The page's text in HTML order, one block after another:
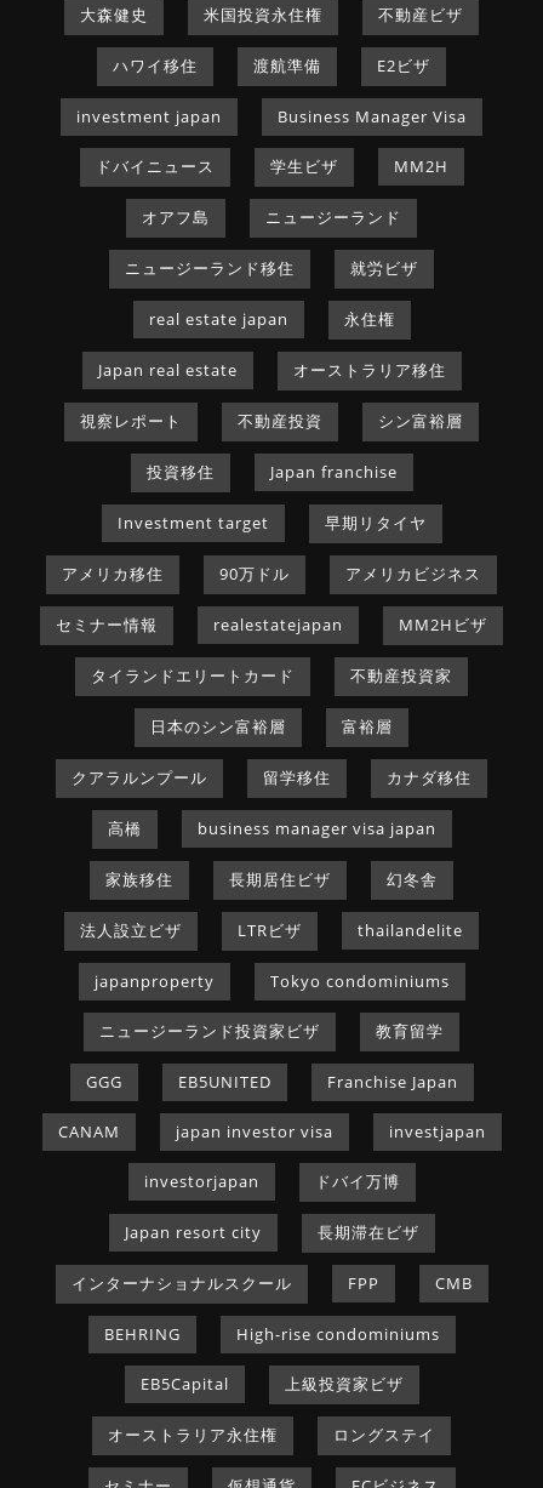
大森健史 米国投資永住権 不動産ビザ
ハワイ移住 渡航準備 E2ビザ
investment japan Business Manager Visa
ドバイニュース 学生ビザ MM2H
オアフ島 ニュージーランド
ニュージーランド移住 就労ビザ
real estate japan 永住権
Japan real estate オーストラリア移住
視察レポート 不動産投資 シン富裕層
投資移住 Japan franchise
Investment target 早期リタイヤ
アメリカ移住 90万ドル アメリカビジネス
セミナー情報 realestatejapan MM2Hビザ
タイランドエリートカード 不動産投資家
日本のシン富裕層 富裕層
クアラルンプール 留学移住 カナダ移住
高橋 business manager visa japan
家族移住 長期居住ビザ 幻冬舎
法人設立ビザ LTRビザ thailandelite
japanproperty Tokyo condominiums
ニュージーランド投資家ビザ 教育留学
GGG EB5UNITED Franchise Japan
CANAM japan investor visa investjapan
investorjapan ドバイ万博
Japan resort city 長期滞在ビザ
インターナショナルスクール FPP CMB
BEHRING High-rise condominiums
EB5Capital 上級投資家ビザ
オーストラリア永住権 ロングステイ